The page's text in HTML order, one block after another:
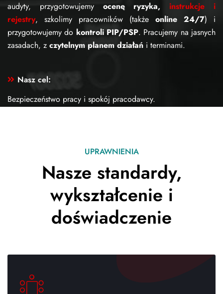
audyty, przygotowujemy ocenę ryzyka, instrukcje i
rejestry, szkolimy pracowników (także online 24/7) i
przygotowujemy do kontroli PIP/PSP. Pracujemy na jasnych
zasadach, z czytelnym planem działań i terminami.
Nasz cel:
Bezpieczeństwo pracy i spokój pracodawcy.
UPRAWNIENIA
Nasze standardy,
wykształcenie i
doświadczenie